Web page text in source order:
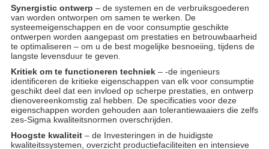
Synergistic ontwerp – de systemen en de verbruiksgoederen
van worden ontworpen om samen te werken. De
systeemeigenschappen en de voor consumptie geschikte
ontwerpen worden aangepast om prestaties en betrouwbaarheid
te optimaliseren – om u de best mogelijke besnoeiing, tijdens de
langste levensduur te geven.
Kritiek om te functioneren techniek– -de ingenieurs
identificeren de kritieke eigenschappen van elk voor consumptie
geschikt deel dat een invloed op scherpe prestaties, en ontwerp
dienovereenkomstig zal hebben. De specificaties voor deze
eigenschappen worden gehouden aan tolerantiewaaiers die zelfs
zes-Sigma kwaliteitsnormen overschrijden.
Hoogste kwaliteit– de Investeringen in de huidigste
kwaliteitssystemen, overzicht productiefaciliteiten en intensieve